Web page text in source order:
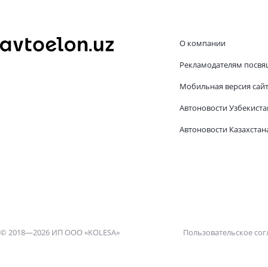
О компании
Рекламодателям
Мобильная версия
Автоновости
Автоновости
© 2018—2026 ИП ООО «KOLESA» Пользовательское